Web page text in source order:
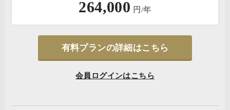
264,000 円/年
有料プランの詳細はこちら
会員ログインはこちら